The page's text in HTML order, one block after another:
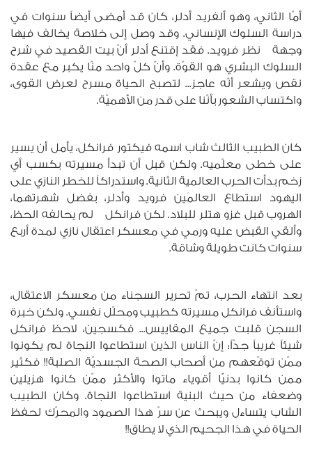
أمّا الثاني، وهو ألفريد أدلر، كان قد أمضى أيضاً سنوات في
دراسة السلوك الإنساني. وقد وصل إلى خلاصة يخالف فيها
وجهة نظر فرويد. فقد إقتنع أدلر أنّ بيت القصيد في شرح
السلوك البشري هو القوّة. وأنّ كلّ واحد منّا يكبر مع عقدة
نقص ويشعر أنّه عاجز... لتصبح الحياة مسرح لعرض القوى،
واكتساب الشعور بأنّنا على قدر من الأهميّة.
كان الطبيب الثالث شاب اسمه فيكتور فرانكل، يأمل أن يسير
على خطى معلّميه. ولكن قبل أن تبدأ مسيرته بكسب أي
زخم بدأت الحرب العالمية الثانية. واستدراكاً للخطر النازي على
اليهود استطاع العالمَين فرويد وأدلر، بفضل شهرتهما،
الهروب قبل غزو هتلر للبلاد. لكن فرانكل لم يحالفه الحظ،
وألقي القبض عليه ورمي في معسكر اعتقال نازي لمدة أربع
سنوات كانت طويلة وشاقة.
بعد انتهاء الحرب، تمّ تحرير السجناء من معسكر الاعتقال،
واستأنف فرانكل مسيرته كطبيب ومحلّل نفسي. ولكن خبرة
السجن قلبت جميع المقاييس... فكسجين، لاحظ فرانكل
شيئاً غريباً جدّاً: إنّ الناس الذين استطاعوا النجاة لم يكونوا
ممّن توقّعهم من أصحاب الصحة الجسديّة الصلبة!! فكثير
ممن كانوا بدنيًّا أقوياء ماتوا والأكثر ممّن كانوا هزيلين
وضعفاء من حيث البنية استطاعوا النجاة. وكان الطبيب
الشاب يتساءل ويبحث عن سرّ هذا الصمود والمحرّك لحفظ
الحياة في هذا الجحيم الذي لا يطاق!!